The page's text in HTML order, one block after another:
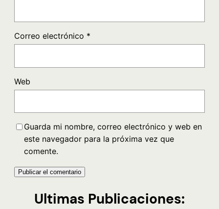
Correo electrónico *
Web
Guarda mi nombre, correo electrónico y web en
este navegador para la próxima vez que
comente.
Ultimas Publicaciones: